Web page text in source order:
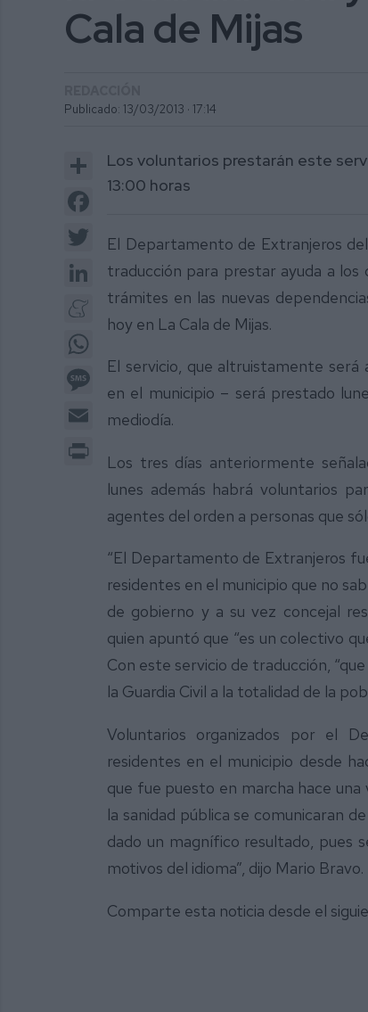
Cala de Mijas
Publicado: 13/03/2013 · 17:14
Share
Facebook
LinkedIn
Meneame
WhatsApp
Message
Los voluntarios prestarán este
13:00 horas
El Departamento de Extranjeros
traducción para prestar ayuda a los
trámites en las nuevas
hoy en La Cala de Mijas.
El servicio, que altruistamente
en el municipio – será prestado
mediodía.
Los tres días anteriormente
lunes además habrá voluntarios
agentes del orden a personas que
“El Departamento de Extranjeros
residentes en el municipio que no
de gobierno y a su vez concejal
quien apuntó que “es un colectivo
Con este servicio de traducción,
la Guardia Civil a la totalidad de la
Voluntarios organizados por el
residentes en el municipio desde
que fue puesto en marcha hace
la sanidad pública se comunicaran
dado un magnífico resultado, pues
motivos del idioma”, dijo Mario Bravo.
Comparte esta noticia desde el